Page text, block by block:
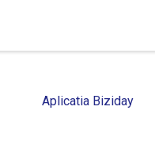
Aplicatia Biziday